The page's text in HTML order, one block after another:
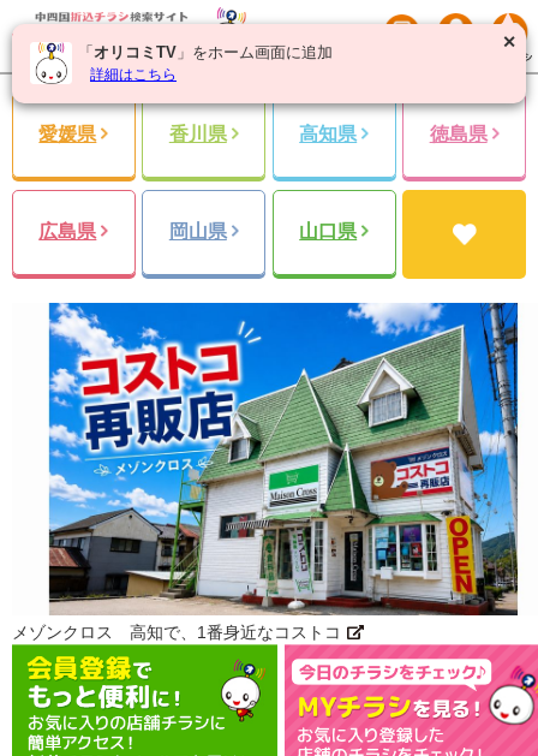
愛媛県 香川県 高知県 徳島県
広島県 岡山県 山口県
メゾンクロス 高知で、1番身近なコストコ
✕
「 オリコミTV 」をホーム画面に追加
詳細はこちら